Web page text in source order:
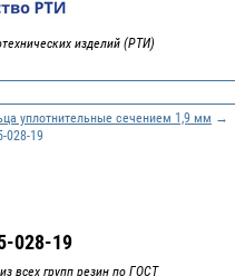
изделий (РТИ)
уплотнительные сечением 1,9 мм →
028-19
028-19
всех групп резин по ГОСТ